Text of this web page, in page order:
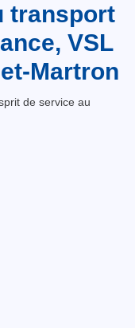
transport
VSL
Martron
de service au